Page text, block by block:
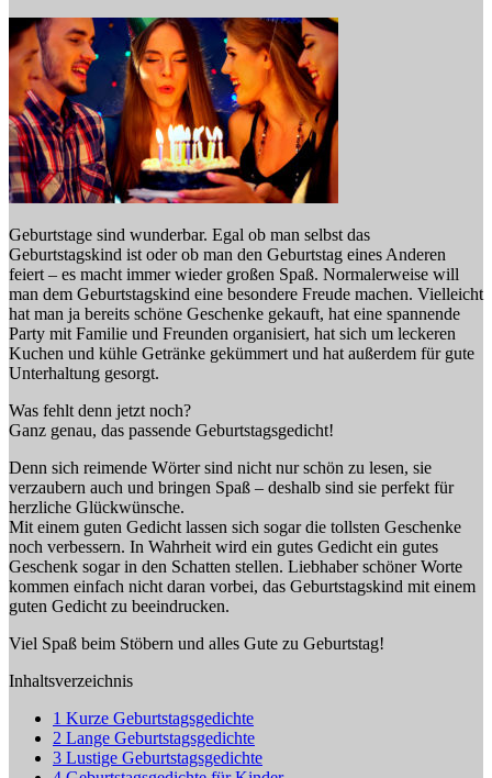
Geburtstage sind wunderbar. Egal ob man selbst das
Geburtstagskind ist oder ob man den Geburtstag eines Anderen
feiert – es macht immer wieder großen Spaß. Normalerweise will
man dem Geburtstagskind eine besondere Freude machen. Vielleicht
hat man ja bereits schöne Geschenke gekauft, hat eine spannende
Party mit Familie und Freunden organisiert, hat sich um leckeren
Kuchen und kühle Getränke gekümmert und hat außerdem für gute
Unterhaltung gesorgt.
Was fehlt denn jetzt noch?
Ganz genau, das passende Geburtstagsgedicht!
Denn sich reimende Wörter sind nicht nur schön zu lesen, sie
verzaubern auch und bringen Spaß – deshalb sind sie perfekt für
herzliche Glückwünsche.
Mit einem guten Gedicht lassen sich sogar die tollsten Geschenke
noch verbessern. In Wahrheit wird ein gutes Gedicht ein gutes
Geschenk sogar in den Schatten stellen. Liebhaber schöner Worte
kommen einfach nicht daran vorbei, das Geburtstagskind mit einem
guten Gedicht zu beeindrucken.
Viel Spaß beim Stöbern und alles Gute zu Geburtstag!
Inhaltsverzeichnis
1 Kurze Geburtstagsgedichte
2 Lange Geburtstagsgedichte
3 Lustige Geburtstagsgedichte